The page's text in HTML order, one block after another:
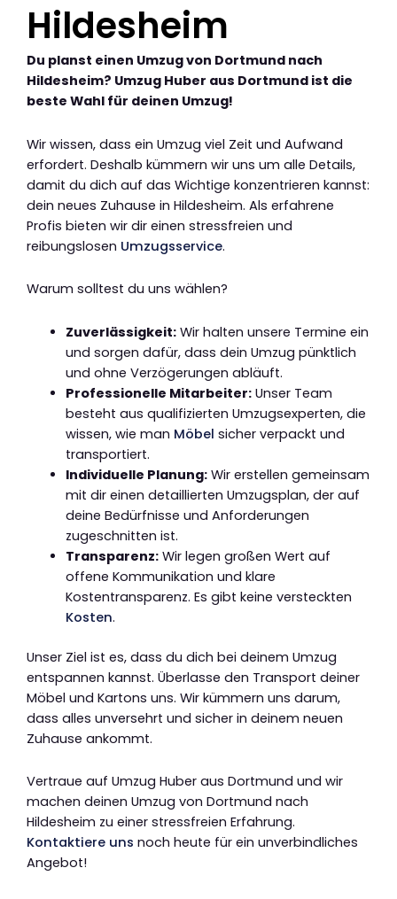
Hildesheim
Du planst einen Umzug von Dortmund nach
Hildesheim? Umzug Huber aus Dortmund ist die
beste Wahl für deinen Umzug!
Wir wissen, dass ein Umzug viel Zeit und Aufwand
erfordert. Deshalb kümmern wir uns um alle Details,
damit du dich auf das Wichtige konzentrieren kannst:
dein neues Zuhause in Hildesheim. Als erfahrene
Profis bieten wir dir einen stressfreien und
reibungslosen Umzugsservice.
Warum solltest du uns wählen?
Zuverlässigkeit:Wir halten unsere Termine ein
und sorgen dafür, dass dein Umzug pünktlich
und ohne Verzögerungen abläuft.
Professionelle Mitarbeiter:Unser Team
besteht aus qualifizierten Umzugsexperten, die
wissen, wie man Möbel sicher verpackt und
transportiert.
Individuelle Planung:Wir erstellen gemeinsam
mit dir einen detaillierten Umzugsplan, der auf
deine Bedürfnisse und Anforderungen
zugeschnitten ist.
Transparenz:Wir legen großen Wert auf
offene Kommunikation und klare
Kostentransparenz. Es gibt keine versteckten
Kosten.
Unser Ziel ist es, dass du dich bei deinem Umzug
entspannen kannst. Überlasse den Transport deiner
Möbel und Kartons uns. Wir kümmern uns darum,
dass alles unversehrt und sicher in deinem neuen
Zuhause ankommt.
Vertraue auf Umzug Huber aus Dortmund und wir
machen deinen Umzug von Dortmund nach
Hildesheim zu einer stressfreien Erfahrung.
Kontaktiere uns noch heute für ein unverbindliches
Angebot!